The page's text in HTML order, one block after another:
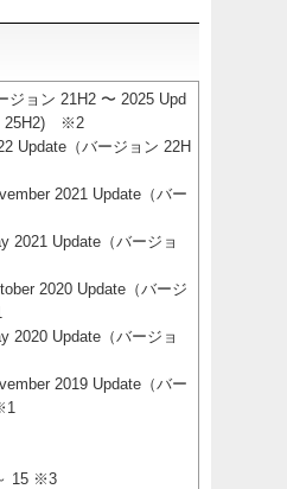
ジョン 21H2 〜 2025 Upd
25H2) ※2
Update（バージョン 22H
2021 Update（バー
2021 Update（バージョ
2020 Update（バージ
2020 Update（バージョ
2019 Update（バー
15 ※3